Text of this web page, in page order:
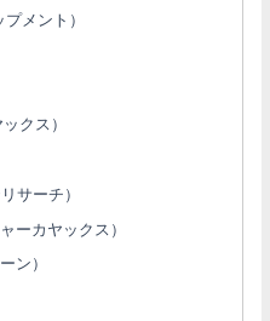
メント）
クス）
サーチ）
ーカヤックス）
ン）